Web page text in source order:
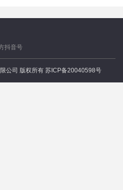
抖音号
公司 版权所有 苏ICP备20040598号